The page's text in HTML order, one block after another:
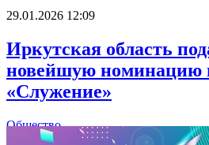
29.01.2026 12:09
Иркутская область
новейшую номинацию
«Служение»
Общество